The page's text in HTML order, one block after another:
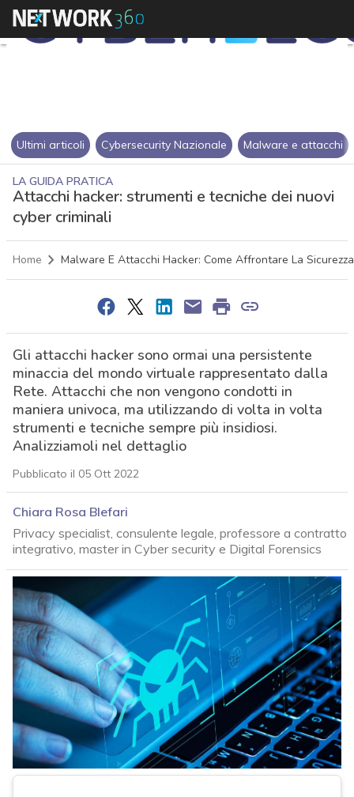
Ultimi articoli Cybersecurity Nazionale Malware e attacchi
LA GUIDA PRATICA
Attacchi hacker: strumenti e tecniche dei nuovi
cyber criminali
Home Malware E Attacchi Hacker: Come Affrontare La
Gli attacchi hacker sono ormai una persistente
minaccia del mondo virtuale rappresentato dalla
Rete. Attacchi che non vengono condotti in
maniera univoca, ma utilizzando di volta in volta
strumenti e tecniche sempre più insidiosi.
Analizziamoli nel dettaglio
Pubblicato il 05 Ott 2022
Chiara Rosa Blefari
Privacy specialist, consulente legale, professore a contratto
integrativo, master in Cyber security e Digital Forensics